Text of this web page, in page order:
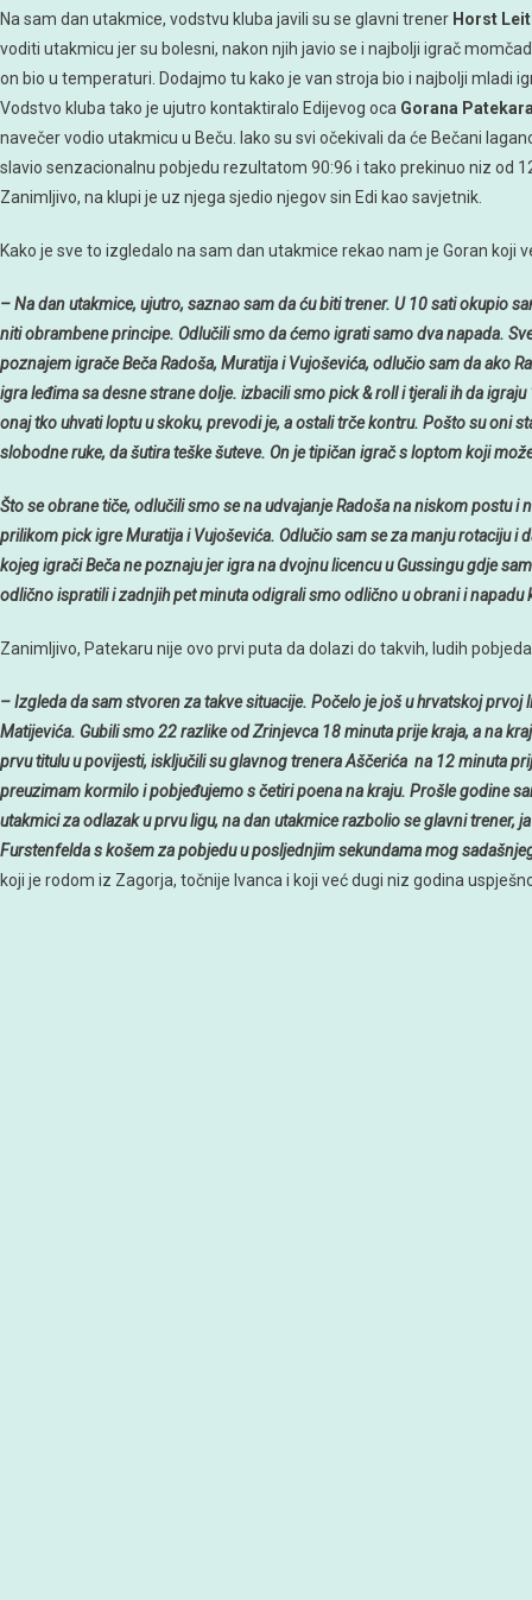
Na sam dan utakmice, vodstvu kluba javili su se glavni trener Horst
voditi utakmicu jer su bolesni, nakon njih javio se i najbolji igrač
on bio u temperaturi. Dodajmo tu kako je van stroja bio i najbolji mladi
Vodstvo kluba tako je ujutro kontaktiralo Edijevog oca Gorana
navečer vodio utakmicu u Beču. Iako su svi očekivali da će Bečani
slavio senzacionalnu pobjedu rezultatom 90:96 i tako prekinuo niz od
Zanimljivo, na klupi je uz njega sjedio njegov sin Edi kao savjetnik.
Kako je sve to izgledalo na sam dan utakmice rekao nam je Goran koji
– Na dan utakmice, ujutro, saznao sam da ću biti trener. U 10 sati okupio
niti obrambene principe. Odlučili smo da ćemo igrati samo dva napada.
poznajem igrače Beča Radoša, Muratija i Vujoševića, odlučio sam da ako
igra leđima sa desne strane dolje. izbacili smo pick & roll i tjerali ih da
onaj tko uhvati loptu u skoku, prevodi je, a ostali trče kontru. Pošto su oni
slobodne ruke, da šutira teške šuteve. On je tipičan igrač s loptom koji
Što se obrane tiče, odlučili smo se na udvajanje Radoša na niskom postu
prilikom pick igre Muratija i Vujoševića. Odlučio sam se za manju rotaciju
kojeg igrači Beča ne poznaju jer igra na dvojnu licencu u Gussingu gdje
odlično ispratili i zadnjih pet minuta odigrali smo odlično u obrani i
Zanimljivo, Patekaru nije ovo prvi puta da dolazi do takvih, ludih
– Izgleda da sam stvoren za takve situacije. Počelo je još u hrvatskoj
Matijevića. Gubili smo 22 razlike od Zrinjevca 18 minuta prije kraja, a na
prvu titulu u povijesti, isključili su glavnog trenera Aščerića na 12 minuta
preuzimam kormilo i pobjeđujemo s četiri poena na kraju. Prošle godine
utakmici za odlazak u prvu ligu, na dan utakmice razbolio se glavni trener,
Furstenfelda s košem za pobjedu u posljednjim sekundama mog
koji je rodom iz Zagorja, točnije Ivanca i koji već dugi niz godina